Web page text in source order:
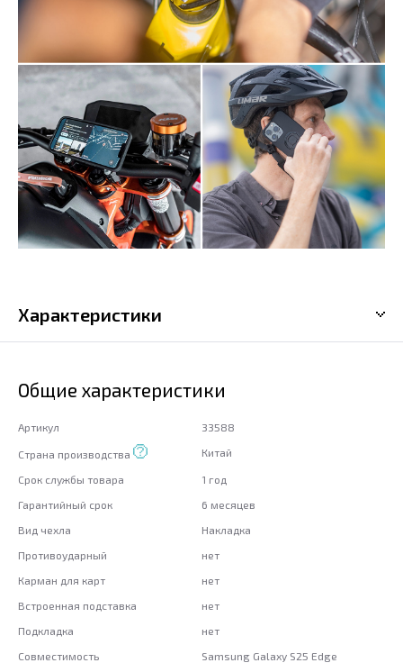
Характеристики
Общие характеристики
Артикул 33588
Страна производства Китай
Срок службы товара
1 год
Гарантийный срок
6 месяцев
Вид чехла
Накладка
Противоударный
нет
Карман для карт
нет
Встроенная подставка
нет
Подкладка
нет
Совместимость
Samsung Galaxy S25 Edge